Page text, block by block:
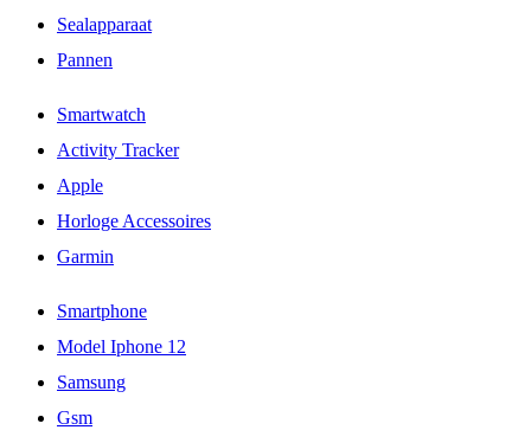
Sealapparaat
Pannen
Smartwatch
Activity Tracker
Apple
Horloge Accessoires
Garmin
Smartphone
Model Iphone 12
Samsung
Gsm